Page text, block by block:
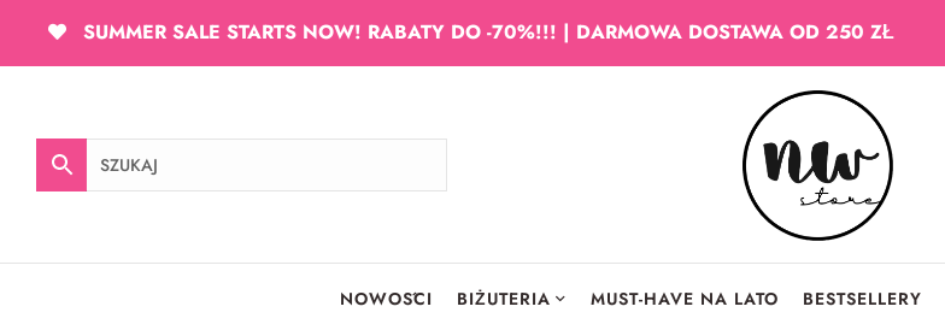
SUMMER SALE STARTS NOW! RABATY DO -70%!!! | DARMOWA DOSTAWA OD 250 ZŁ
NOWOŚCI BIŻUTERIA MUST-HAVE NA LATO BESTSELLERY